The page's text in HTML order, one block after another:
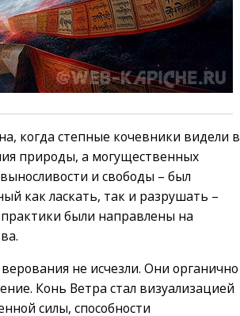
когда степные кочевники видели в
природы, а могущественных
и свободы – был
как ласкать, так и разрушать –
были направлены на
не исчезли. Они органично
Конь Ветра стал визуализацией
силы, способности